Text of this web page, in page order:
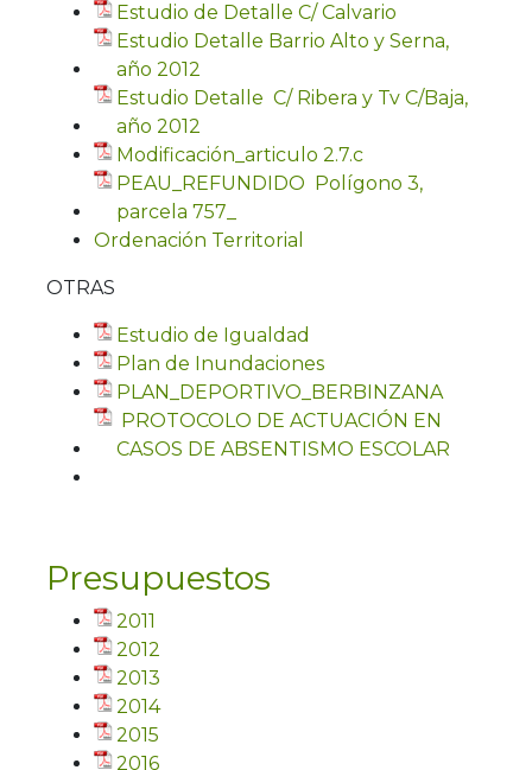
Estudio de Detalle C/ Calvario
Estudio Detalle Barrio Alto y Serna,
año 2012
Estudio Detalle C/ Ribera y Tv C/Baja,
año 2012
Modificación_articulo 2.7.c
PEAU_REFUNDIDO Polígono 3,
parcela 757_
Ordenación Territorial
OTRAS
Estudio de Igualdad
Plan de Inundaciones
PLAN_DEPORTIVO_BERBINZANA
PROTOCOLO DE ACTUACIÓN EN
CASOS DE ABSENTISMO ESCOLAR
Presupuestos
2011
2012
2013
2014
2015
2016